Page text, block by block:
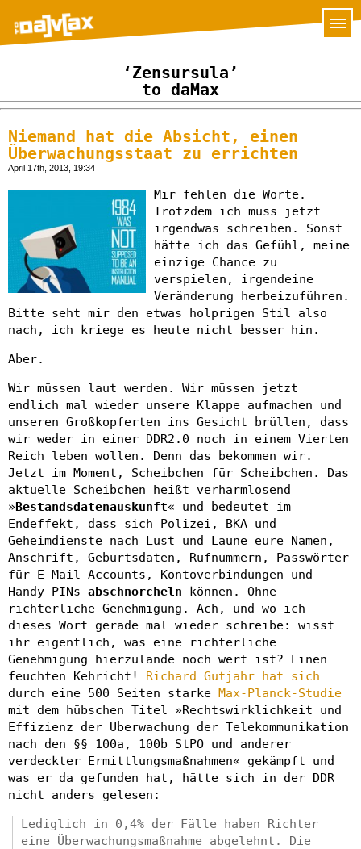
‘Zensursula’
to daMax
Niemand hat die Absicht, einen
Überwachungsstaat zu errichten
April 17th, 2013, 19:34
Mir fehlen die Worte.
Trotzdem ich muss jetzt
irgendwas schreiben. Sonst
hätte ich das Gefühl, meine
einzige Chance zu
verspielen, irgendeine
Veränderung herbeizuführen.
Bitte seht mir den etwas holprigen Stil also
nach, ich kriege es heute nicht besser hin.
Aber.
Wir müssen laut werden. Wir müssen jetzt
endlich mal wieder unsere Klappe aufmachen und
unseren Großkopferten ins Gesicht brüllen, dass
wir weder in einer DDR2.0 noch in einem Vierten
Reich leben wollen. Denn das bekommen wir.
Jetzt im Moment, Scheibchen für Scheibchen. Das
aktuelle Scheibchen heißt verharmlosend
»Bestandsdatenauskunft« und bedeutet im
Endeffekt, dass sich Polizei, BKA und
Geheimdienste nach Lust und Laune eure Namen,
Anschrift, Geburtsdaten, Rufnummern, Passwörter
für E-Mail-Accounts, Kontoverbindungen und
Handy-PINs abschnorcheln können. Ohne
richterliche Genehmigung. Ach, und wo ich
dieses Wort gerade mal wieder schreibe: wisst
ihr eigentlich, was eine richterliche
Genehmigung hierzulande noch wert ist? Einen
feuchten Kehricht! Richard Gutjahr hat sich
durch eine 500 Seiten starke Max-Planck-Studie
mit dem hübschen Titel »Rechtswirklichkeit und
Effizienz der Überwachung der Telekommunikation
nach den §§ 100a, 100b StPO und anderer
verdeckter Ermittlungsmaßnahmen« gekämpft und
was er da gefunden hat, hätte sich in der DDR
nicht anders gelesen:
Lediglich in 0,4% der Fälle haben Richter
eine Überwachungsmaßnahme abgelehnt. Die